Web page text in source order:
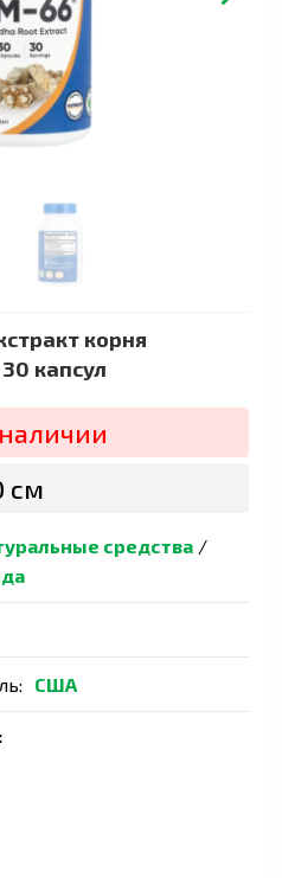
корня
капсул
сӯм
средства /
США